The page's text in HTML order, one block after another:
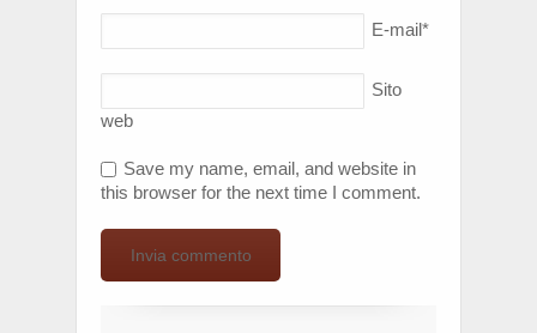
E-mail*
Sito
web
Save my name, email, and website in
this browser for the next time I comment.